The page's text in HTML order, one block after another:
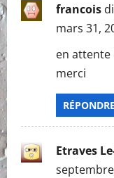
francois
mars 31,
en
merci
RÉPONDRE
Etraves